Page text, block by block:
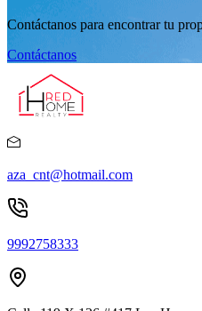
Contáctanos para encontrar tu
Contáctanos
aza_cnt@hotmail.com
9992758333